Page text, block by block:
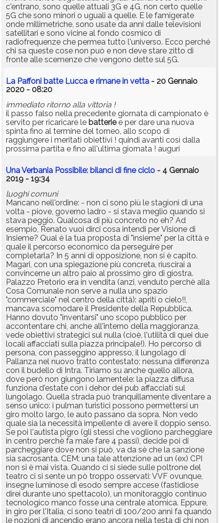
c'entrano, sono quelle attuali 3G e 4G, non certo quelle
5G che sono minori o uguali a quelle. E le famigerate
onde millimetriche, sono usate da anni dalle televisioni
satellitari e sono vicine al fondo cosmico di
radiofrequenze che permea tutto l'universo. Ecco perché
chi sa queste cose non può e non deve stare zitto di
fronte alle scemenze che vengono dette sul 5G.
La Paffoni batte Lucca e rimane in vetta - 20 Gennaio
2020 - 08:20
immediato ritorno alla vittoria !
il passo falso nella precedente giornata di campionato è
servito per ricaricare le batteriee per dare una nuova
spinta fino al termine del torneo, allo scopo di
raggiungere i meritati obiettivi ! quindi avanti così dalla
prossima partita e fino all'ultima giornata ! auguri
Una Verbania Possibile: bilanci di fine ciclo - 4 Gennaio
2019 - 19:34
luoghi comuni
Mancano nell'ordine: - non ci sono più le stagioni di una
volta - piove, governo ladro - si stava meglio quando si
stava peggio. Qualcosa di più concreto no eh? Ad
esempio, Renato vuoi dirci cosa intendi per Visione di
Insieme? Qual è la tua proposta di "insieme" per la città e
quale il percorso economico da perseguire per
completarla? In 5 anni di opposizione, non si è capito.
Magari, con una spiegazione più concreta, riuscirai a
convincerne un altro paio al prossimo giro di giostra.
Palazzo Pretorio era in vendita (anzi, venduto perchè alla
Cosa Comunale non serve a nulla uno spazio
"commerciale" nel centro della città): apriti o cielo!!,
mancava scomodare il Presidente della Repubblica.
Hanno dovuto "inventarsi" uno scopo pubblico per
accontentare chi, anche all'interno della maggioranza,
vede obiettivi strategici sul nulla (cioè, l'utilità di quei due
locali affacciati sulla piazza principale!). Ho percorso di
persona, con passeggino appresso, il lungolago di
Pallanza nel nuovo tratto contestato: nessuna differenza
con il budello di Intra. Tiriamo su anche quello allora,
dove però non giungono lamentele: la piazza diffusa
funziona d'estate con i dehor dei pub affacciati sul
lungolago. Quella strada può tranquillamente diventare a
senso unico: i pulman turistici possono permettersi un
giro molto largo, le auto passano da sopra. Non vedo
quale sia la necessità impellente di avere il doppio senso.
Se poi l'autista pigro (gli stessi che vogliono parcheggiare
in centro perchè fa male fare 4 passi), decide poi di
parcheggiare dove non si può, va da sè che la sanzione
sia sacrosanta. CEM: una tale attenzione ad un (ex) CPI
non si è mai vista. Quando ci si siede sulle poltrone del
teatro ci si sente un pò troppo osservati: VVF ovunque,
insegne luminose di esodo sempre accese (fastidiose
direi durante uno spettacolo), un monitoraggio continuo
tecnologico manco fosse una centrale atomica. Eppure,
in giro per l'Italia, ci sono teatri di 100/200 anni fa quando
le nozioni di ancendio erano ancora nella testa di chi non